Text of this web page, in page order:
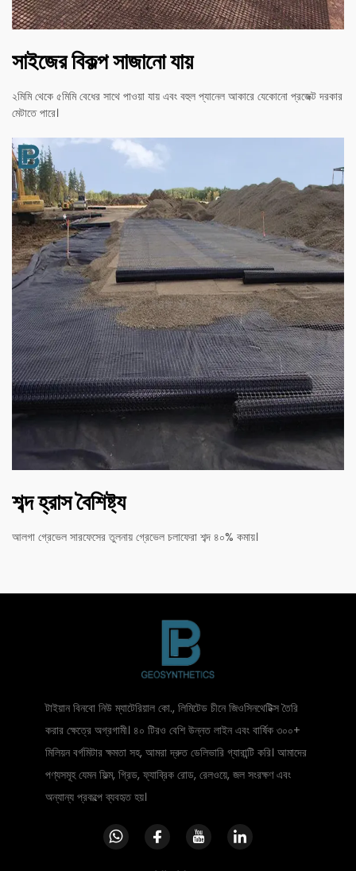
সাইজের বিকল্প সাজানো যায়
২মিমি থেকে ৫মিমি বেধের সাথে পাওয়া যায় এবং বহুল প্যানেল আকারে যেকোনো প্রজেক্ট দরকার
মেটাতে পারে।
শব্দ হ্রাস বৈশিষ্ট্য
আলগা গ্রেভেল সারফেসের তুলনায় গ্রেভেল চলাফেরা শব্দ ৪০% কমায়।
টাইয়ান বিনবো নিউ ম্যাটেরিয়াল কো., লিমিটেড চীনে জিওসিনথেটিক্স তৈরি
করার ক্ষেত্রে অগ্রগামী। ৪০ টিরও বেশি উন্নত লাইন এবং বার্ষিক ৩০০+
মিলিয়ন বর্গমিটার ক্ষমতা সহ, আমরা দ্রুত ডেলিভারি গ্যারান্টি করি। আমাদের
পণ্যসমূহ যেমন ফিল্ম, গ্রিড, ফ্যাব্রিক রোড, রেলওয়ে, জল সংরক্ষণ এবং
অন্যান্য প্রকল্পে ব্যবহৃত হয়।